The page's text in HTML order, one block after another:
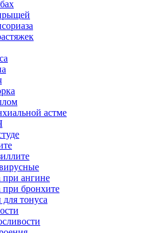
астме
при ангине
при бронхите
тонуса